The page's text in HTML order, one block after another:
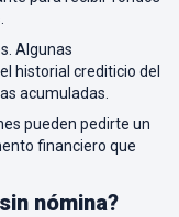
Algunas
historial crediticio del
acumuladas.
pueden pedirte un
financiero que
nómina?